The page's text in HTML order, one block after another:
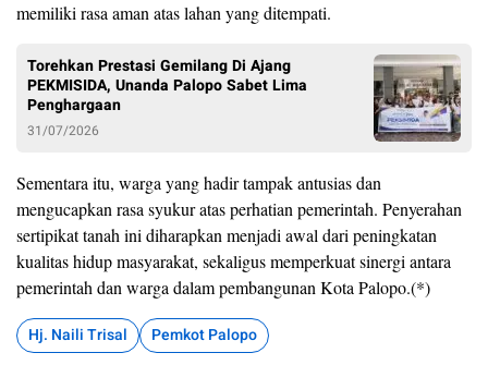
memiliki rasa aman atas lahan yang ditempati.
Torehkan Prestasi Gemilang Di Ajang
PEKMISIDA, Unanda Palopo Sabet Lima
Penghargaan
31/07/2026
Sementara itu, warga yang hadir tampak antusias dan
mengucapkan rasa syukur atas perhatian pemerintah. Penyerahan
sertipikat tanah ini diharapkan menjadi awal dari peningkatan
kualitas hidup masyarakat, sekaligus memperkuat sinergi antara
pemerintah dan warga dalam pembangunan Kota Palopo.(*)
Hj. Naili Trisal Pemkot Palopo